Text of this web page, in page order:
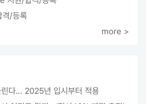
격/등록
more >
다… 2025년 입시부터 적용